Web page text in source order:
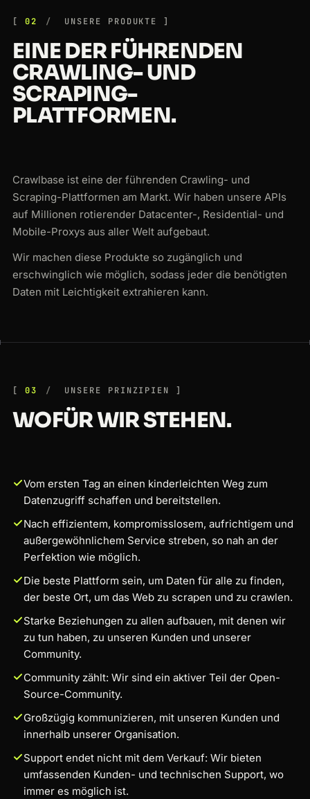
02 UNSERE PRODUKTE
EINE DER FÜHRENDEN
CRAWLING- UND
SCRAPING-
PLATTFORMEN.
Crawlbase ist eine der führenden Crawling- und
Scraping-Plattformen am Markt. Wir haben unsere APIs
auf Millionen rotierender Datacenter-, Residential- und
Mobile-Proxys aus aller Welt aufgebaut.
Wir machen diese Produkte so zugänglich und
erschwinglich wie möglich, sodass jeder die benötigten
Daten mit Leichtigkeit extrahieren kann.
03 UNSERE PRINZIPIEN
WOFÜR WIR STEHEN.
Vom ersten Tag an einen kinderleichten Weg zum
Datenzugriff schaffen und bereitstellen.
Nach effizientem, kompromisslosem, aufrichtigem und
außergewöhnlichem Service streben, so nah an der
Perfektion wie möglich.
Die beste Plattform sein, um Daten für alle zu finden,
der beste Ort, um das Web zu scrapen und zu crawlen.
Starke Beziehungen zu allen aufbauen, mit denen wir
zu tun haben, zu unseren Kunden und unserer
Community.
Community zählt: Wir sind ein aktiver Teil der Open-
Source-Community.
Großzügig kommunizieren, mit unseren Kunden und
innerhalb unserer Organisation.
Support endet nicht mit dem Verkauf: Wir bieten
umfassenden Kunden- und technischen Support, wo
immer es möglich ist.